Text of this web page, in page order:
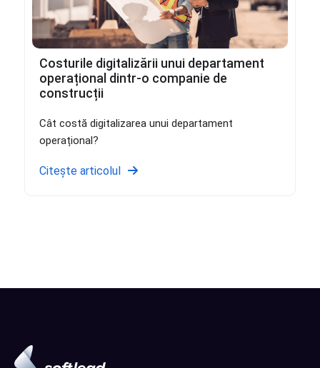
Costurile digitalizării unui departament
operațional dintr-o companie de
construcții
Cât costă digitalizarea unui departament
operațional?
Citește articolul